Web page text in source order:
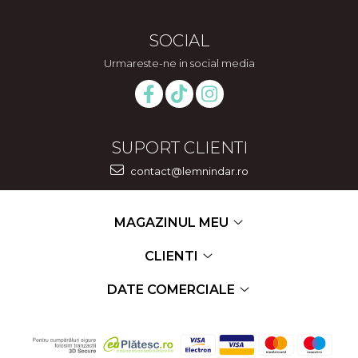
SOCIAL
Urmareste-ne in social media
SUPORT CLIENTI
contact@lemnindar.ro
MAGAZINUL MEU
CLIENTI
DATE COMERCIALE